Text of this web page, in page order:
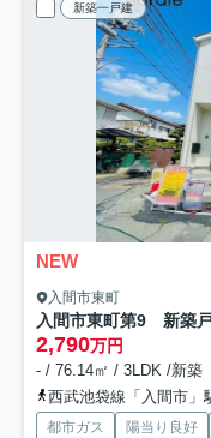
新築一戸建
NEW
入間市東町
入間市東町第9 新築
2,790万円
- / 76.14㎡ / 3LDK /新築
西武池袋線「入間市」
都市ガス 陽当り良好